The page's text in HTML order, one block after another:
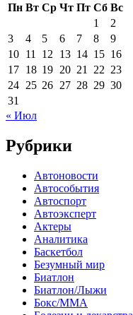
Пн Вт Ср Чт Пт Сб Вс
1
2
3
4 5 6 7 8
9
10 11 12 13 14 15 16
17 18 19 20 21 22 23
24 25 26 27 28 29 30
31
« Июл
Рубрики
Автоновости
Автособытия
Автоспорт
Автоэксперт
Актеры
Аналитика
Баскетбол
Безумный мир
Биатлон
Биатлон/Лыжи
Бокс/MMA